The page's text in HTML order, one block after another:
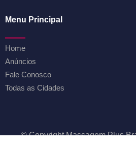
Menu Principal
Home
Anúncios
Fale Conosco
Todas as Cidades
© Copyright Massagem Plus